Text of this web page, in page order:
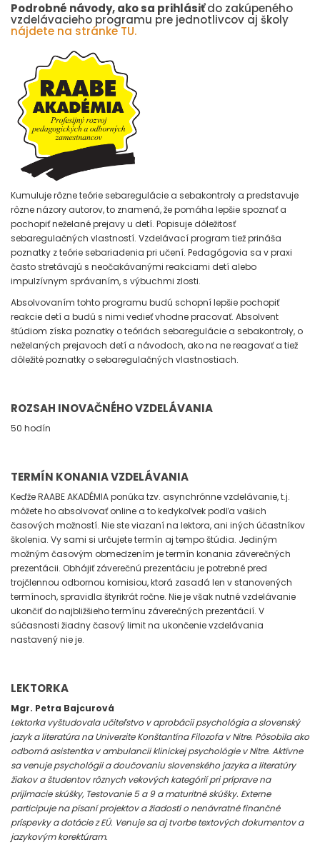
Podrobné návody, ako sa prihlásiťdo zakúpeného
vzdelávacieho programu pre jednotlivcov aj školy
nájdete na stránke TU.
Kumuluje rôzne teórie sebaregulácie a sebakontroly a predstavuje
rôzne názory autorov, to znamená, že pomáha lepšie spoznať a
pochopiť neželané prejavy u detí. Popisuje dôležitosť
sebaregulačných vlastností. Vzdelávací program tiež prináša
poznatky z teórie sebariadenia pri učení. Pedagógovia sa v praxi
často stretávajú s neočakávanými reakciami detí alebo
impulzívnym správaním, s výbuchmi zlosti.
Absolvovaním tohto programu budú schopní lepšie pochopiť
reakcie detí a budú s nimi vedieť vhodne pracovať. Absolvent
štúdiom získa poznatky o teóriách sebaregulácie a sebakontroly, o
neželaných prejavoch detí a návodoch, ako na ne reagovať a tiež
dôležité poznatky o sebaregulačných vlastnostiach.
ROZSAH INOVAČNÉHO VZDELÁVANIA
50 hodín
TERMÍN KONANIA VZDELÁVANIA
Keďže RAABE AKADÉMIA ponúka tzv. asynchrónne vzdelávanie, t.j.
môžete ho absolvovať online a to kedykoľvek podľa vašich
časových možností. Nie ste viazaní na lektora, ani iných účastníkov
školenia. Vy sami si určujete termín aj tempo štúdia. Jediným
možným časovým obmedzením je termín konania záverečných
prezentácii. Obhájiť záverečnú prezentáciu je potrebné pred
trojčlennou odbornou komisiou, ktorá zasadá len v stanovených
termínoch, spravidla štyrikrát ročne. Nie je však nutné vzdelávanie
ukončiť do najbližšieho termínu záverečných prezentácií. V
súčasnosti žiadny časový limit na ukončenie vzdelávania
nastavený nie je.
LEKTORKA
Mgr. Petra Bajcurová
Lektorka vyštudovala učiteľstvo v aprobácii psychológia a slovenský
jazyk a literatúra na Univerzite Konštantína Filozofa v Nitre. Pôsobila ako
odborná asistentka v ambulancii klinickej psychológie v Nitre. Aktívne
sa venuje psychológii a doučovaniu slovenského jazyka a literatúry
žiakov a študentov rôznych vekových kategórií pri príprave na
prijímacie skúšky, Testovanie 5 a 9 a maturitné skúšky. Externe
participuje na písaní projektov a žiadostí o nenávratné finančné
príspevky a dotácie z EÚ. Venuje sa aj tvorbe textových dokumentov a
jazykovým korektúram.